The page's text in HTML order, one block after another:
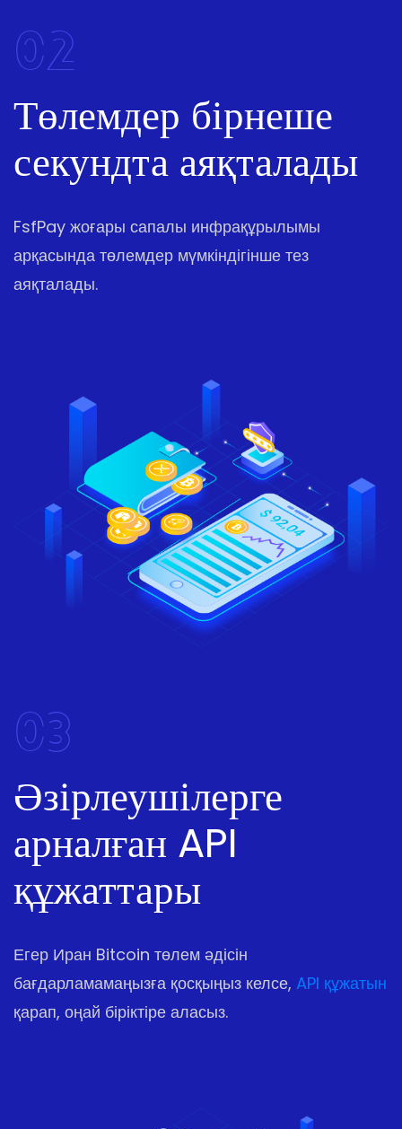
02
Төлемдер бірнеше
секундта аяқталады
FsfPay жоғары сапалы инфрақұрылымы
арқасында төлемдер мүмкіндігінше тез
аяқталады.
03
Әзірлеушілерге
арналған API
құжаттары
Егер Иран Bitcoin төлем әдісін
бағдарламамаңызға қосқыңыз келсе, API құжатын
қарап, оңай біріктіре аласыз.